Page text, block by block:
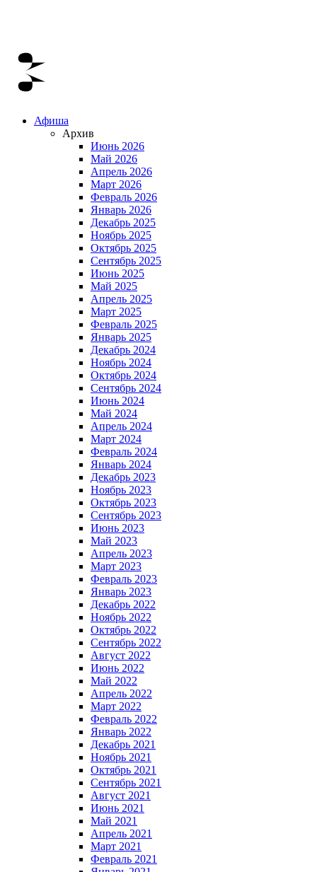
Афиша
Архив
Июнь 2026
Май 2026
Апрель 2026
Март 2026
Февраль 2026
Январь 2026
Декабрь 2025
Ноябрь 2025
Октябрь 2025
Сентябрь 2025
Июнь 2025
Май 2025
Апрель 2025
Март 2025
Февраль 2025
Январь 2025
Декабрь 2024
Ноябрь 2024
Октябрь 2024
Сентябрь 2024
Июнь 2024
Май 2024
Апрель 2024
Март 2024
Февраль 2024
Январь 2024
Декабрь 2023
Ноябрь 2023
Октябрь 2023
Сентябрь 2023
Июнь 2023
Май 2023
Апрель 2023
Март 2023
Февраль 2023
Январь 2023
Декабрь 2022
Ноябрь 2022
Октябрь 2022
Сентябрь 2022
Август 2022
Июнь 2022
Май 2022
Апрель 2022
Март 2022
Февраль 2022
Январь 2022
Декабрь 2021
Ноябрь 2021
Октябрь 2021
Сентябрь 2021
Август 2021
Июнь 2021
Май 2021
Апрель 2021
Март 2021
Февраль 2021